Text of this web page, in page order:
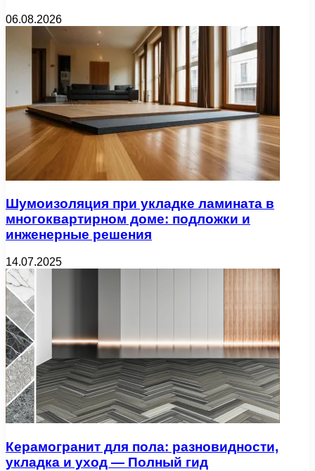
06.08.2026
Шумоизоляция при укладке ламината в
многоквартирном доме: подложки и
инженерные решения
14.07.2025
Керамогранит для пола: разновидности,
укладка и уход — Полный гид